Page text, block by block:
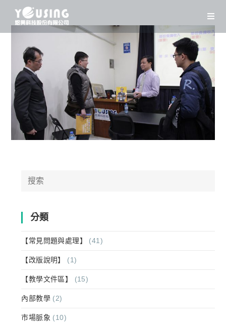
Search
分類
【常見問題與處理】 (41)
【改版說明】 (1)
【教學文件區】 (15)
內部教學 (2)
市場脈象 (10)